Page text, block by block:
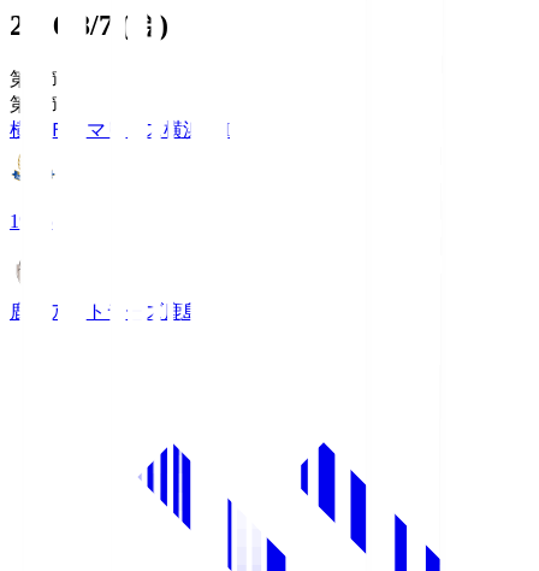
2026/8/7 (金)
第1節
第1節
横浜Ｆ・マリノス横浜FM
19:25
鹿島アントラーズ鹿島